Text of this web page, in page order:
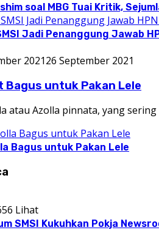
soal MBG Tuai Kritik,
Jadi Penanggung Jawab
202126 September 2021
Bagus untuk Pakan Lele
atau Azolla pinnata, yang
Bagus untuk Pakan Lele
56 Lihat
SMSI Kukuhkan Pokja